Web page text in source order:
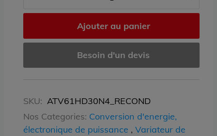
Ajouter au panier
Besoin d'un devis
SKU: ATV61HD30N4_RECOND
Nos Categories: Conversion d'energie,
électronique de puissance , Variateur de